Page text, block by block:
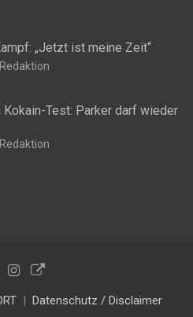
„Jetzt ist meine Zeit“
Redaktion
Kokain-Test: Parker darf wieder
Redaktion
Datenschutz / Disclaimer